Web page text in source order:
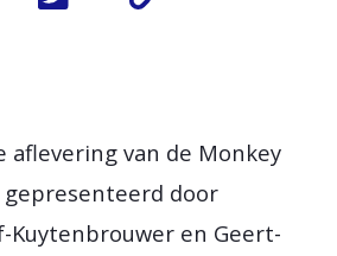
aflevering van de Monkey
gepresenteerd door
Kuytenbrouwer en Geert-